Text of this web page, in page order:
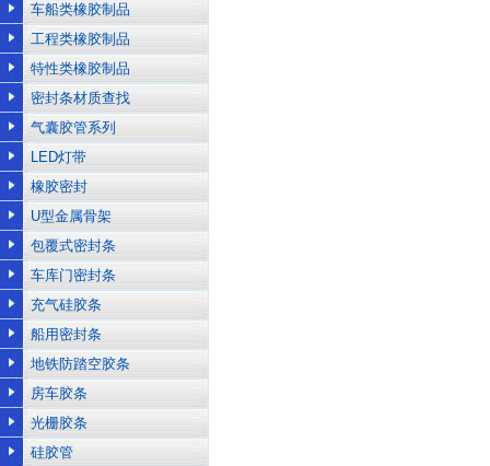
车船类橡胶制品
工程类橡胶制品
特性类橡胶制品
密封条材质查找
气囊胶管系列
LED灯带
橡胶密封
U型金属骨架
包覆式密封条
车库门密封条
充气硅胶条
船用密封条
地铁防踏空胶条
房车胶条
光栅胶条
硅胶管